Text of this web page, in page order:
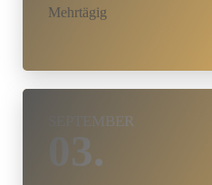
Mehrtägig
SEPTEMBER
03.